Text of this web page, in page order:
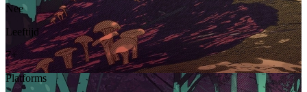
Nee
Leeftijd
7+
Platforms